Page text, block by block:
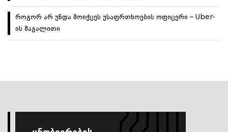
როგორ არ უნდა მოიქცეს უსაფრთხოების ოფიცერი – Uber-
ის მაგალითი